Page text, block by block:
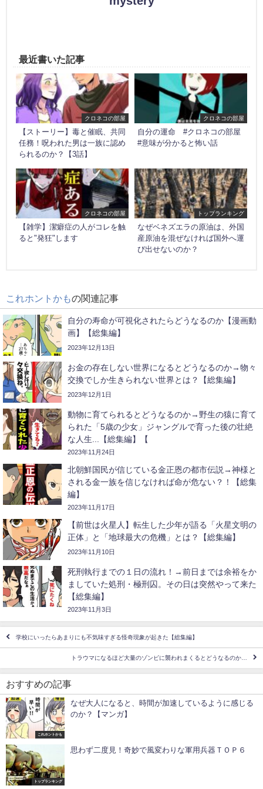
最近書いた記事
クロネコの部屋
【ストーリー】毒と催眠、共同
任務！呪われた男は一族に認め
られるのか？【3話】
クロネコの部屋
自分の運命 #クロネコの部屋
#意味が分かると怖い話
クロネコの部屋
【雑学】潔癖症の人がコレを触
ると"発狂"します
トップランキング
なぜベネズエラの原油は、外国
産原油を混ぜなければ国外へ運
び出せないのか？
これホントかもの関連記事
自分の寿命が可視化されたらどうなるのか【漫画動
画】【総集編】
2023年12月13日
お金の存在しない世界になるとどうなるのか→物々
交換でしか生きられない世界とは？【総集編】
2023年12月1日
動物に育てられるとどうなるのか→野生の猿に育て
られた「5歳の少女」ジャングルで育った後の壮絶
な人生...【総集編】【
2023年11月24日
北朝鮮国民が信じている金正恩の都市伝説→神様と
される金一族を信じなければ命が危ない？！【総集
編】
2023年11月17日
【前世は火星人】転生した少年が語る「火星文明の
正体」と「地球最大の危機」とは？【総集編】
2023年11月10日
死刑執行までの１日の流れ！→前日までは余裕をか
ましていた処刑・極刑囚。その日は突然やって来た
【総集編】
2023年11月3日
学校にいったらあまりにも不気味すぎる怪奇現象が起きた【総集編】
トラウマになるほど大量のゾンビに襲われまくるとどうなるのか…
おすすめの記事
これホントかも
なぜ大人になると、時間が加速しているように感じる
のか？【マンガ】
トップランキング
思わず二度見！奇妙で風変わりな軍用兵器ＴＯＰ６